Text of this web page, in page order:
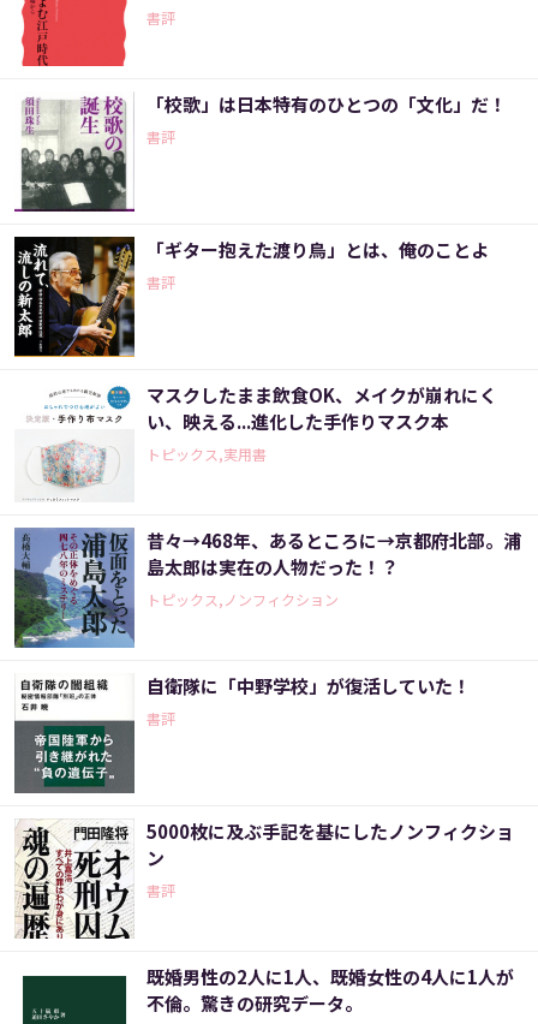
書評
「校歌」は日本特有のひとつの「文化」だ！
書評
「ギター抱えた渡り鳥」とは、俺のことよ
書評
マスクしたまま飲食OK、メイクが崩れにく
い、映える...進化した手作りマスク本
トピックス,実用書
昔々→468年、あるところに→京都府北部。浦
島太郎は実在の人物だった！？
トピックス,ノンフィクション
自衛隊に「中野学校」が復活していた！
書評
5000枚に及ぶ手記を基にしたノンフィクショ
ン
書評
既婚男性の2人に1人、既婚女性の4人に1人が
不倫。驚きの研究データ。